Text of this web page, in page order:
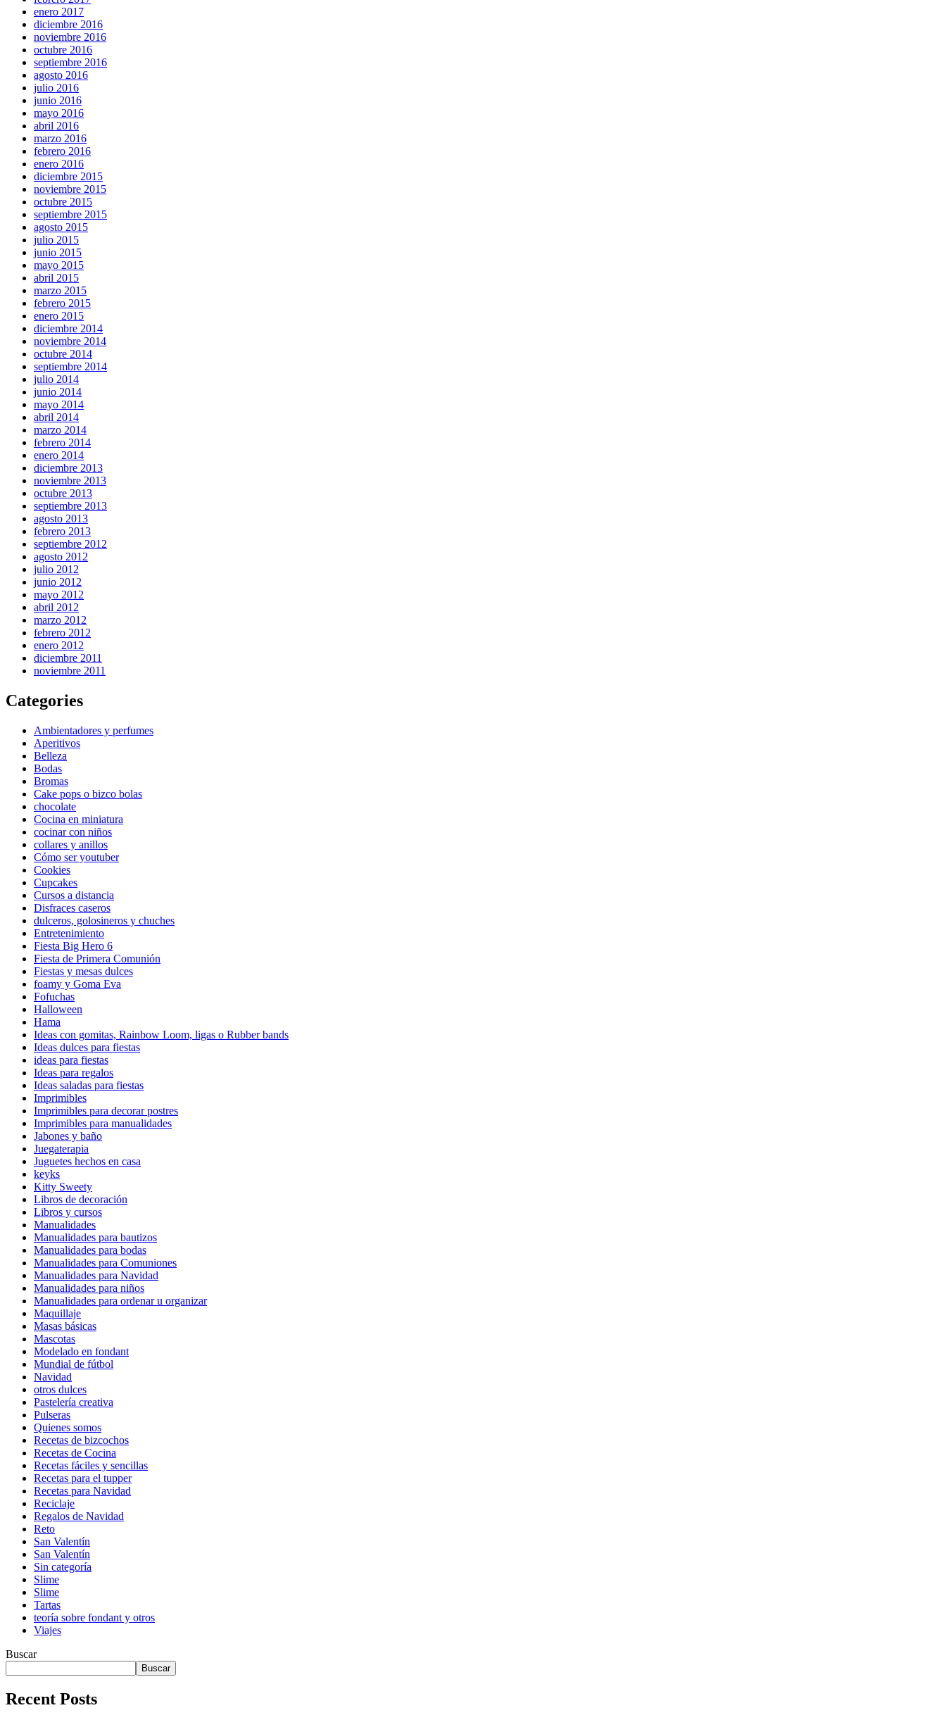
enero 2017
diciembre 2016
noviembre 2016
octubre 2016
septiembre 2016
agosto 2016
julio 2016
junio 2016
mayo 2016
abril 2016
marzo 2016
febrero 2016
enero 2016
diciembre 2015
noviembre 2015
octubre 2015
septiembre 2015
agosto 2015
julio 2015
junio 2015
mayo 2015
abril 2015
marzo 2015
febrero 2015
enero 2015
diciembre 2014
noviembre 2014
octubre 2014
septiembre 2014
julio 2014
junio 2014
mayo 2014
abril 2014
marzo 2014
febrero 2014
enero 2014
diciembre 2013
noviembre 2013
octubre 2013
septiembre 2013
agosto 2013
febrero 2013
septiembre 2012
agosto 2012
julio 2012
junio 2012
mayo 2012
abril 2012
marzo 2012
febrero 2012
enero 2012
diciembre 2011
noviembre 2011
Categories
Ambientadores y perfumes
Aperitivos
Belleza
Bodas
Bromas
Cake pops o bizco bolas
chocolate
Cocina en miniatura
cocinar con niños
collares y anillos
Cómo ser youtuber
Cookies
Cupcakes
Cursos a distancia
Disfraces caseros
dulceros, golosineros y chuches
Entretenimiento
Fiesta Big Hero 6
Fiesta de Primera Comunión
Fiestas y mesas dulces
foamy y Goma Eva
Fofuchas
Halloween
Hama
Ideas con gomitas, Rainbow Loom, ligas o Rubber bands
Ideas dulces para fiestas
ideas para fiestas
Ideas para regalos
Ideas saladas para fiestas
Imprimibles
Imprimibles para decorar postres
Imprimibles para manualidades
Jabones y baño
Juegaterapia
Juguetes hechos en casa
keyks
Kitty Sweety
Libros de decoración
Libros y cursos
Manualidades
Manualidades para bautizos
Manualidades para bodas
Manualidades para Comuniones
Manualidades para Navidad
Manualidades para niños
Manualidades para ordenar u organizar
Maquillaje
Masas básicas
Mascotas
Modelado en fondant
Mundial de fútbol
Navidad
otros dulces
Pastelería creativa
Pulseras
Quienes somos
Recetas de bizcochos
Recetas de Cocina
Recetas fáciles y sencillas
Recetas para el tupper
Recetas para Navidad
Reciclaje
Regalos de Navidad
Reto
San Valentín
San Valentín
Sin categoría
Slime
Slime
Tartas
teoría sobre fondant y otros
Viajes
Buscar
Buscar
Recent Posts